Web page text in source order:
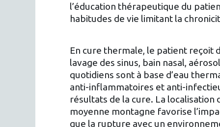
l’éducation thérapeutique du
habitudes de vie limitant la
En cure thermale, le patient reçoit
lavage des sinus, bain nasal,
quotidiens sont à base d’eau
anti-inflammatoires et anti-
résultats de la cure. La localisation
moyenne montagne favorise
que la rupture avec un